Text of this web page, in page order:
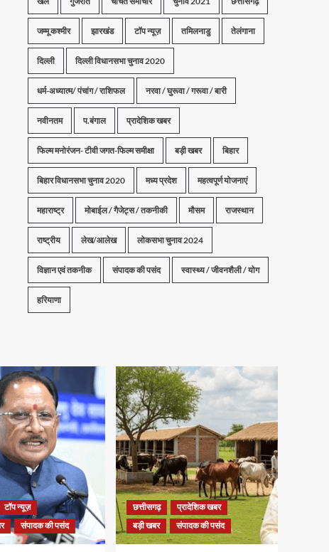
जम्मू कश्मीर झारखंड टॉप न्यूज़ तमिलनाडु तेलंगाना
दिल्ली दिल्ली विधानसभा चुनाव 2020
धर्म-अध्यात्म/ पंचांग / राशिफल नरवा / घुरूवा / गरूवा / बारी
नवीनतम प.बंगाल प्रादेशिक खबर
फिल्म मनोरंजन- टीवी जगत-फिल्म समीक्षा बड़ी खबर बिहार
बिहार विधानसभा चुनाव 2020 मध्य प्रदेश महत्वपूर्ण योजनाएं
महाराष्ट्र मोबाईल / गैजेट्स / तकनीकी मौसम राजस्थान
राष्ट्रीय लेख/आलेख लोकसभा चुनाव 2024
विज्ञान एवं तकनीक संपादक की पसंद स्वास्थ्य / जीवनशैली / योग
हरियाणा
टॉप न्यूज़
संपादक की पसंद
छत्तीसगढ़
प्रादेशिक खबर
बड़ी खबर
संपादक की पसंद